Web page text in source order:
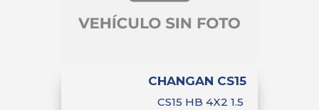
CHANGAN CS15
CS15 HB 4X2 1.5